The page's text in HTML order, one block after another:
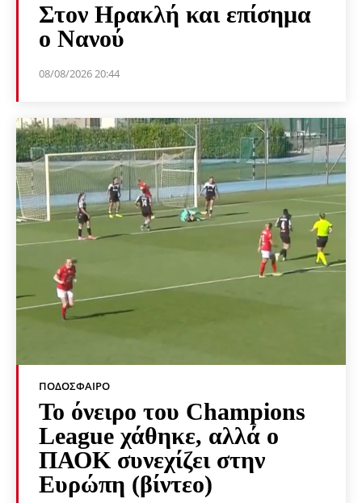
Στον Ηρακλή και επίσημα
ο Νανού
08/08/2026 20:44
ΠΟΔΌΣΦΑΙΡΟ
Το όνειρο του Champions
League χάθηκε, αλλά ο
ΠΑΟΚ συνεχίζει στην
Ευρώπη (βίντεο)